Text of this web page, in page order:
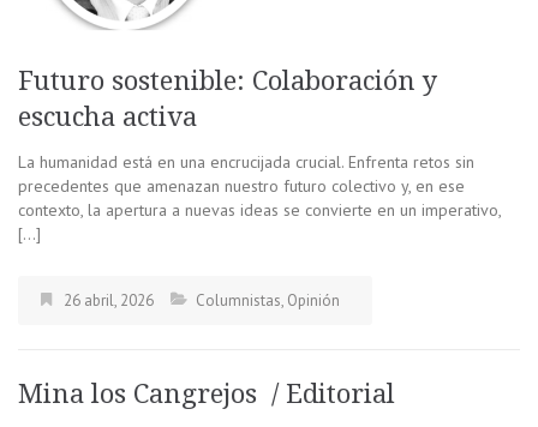
Futuro sostenible: Colaboración y
escucha activa
La humanidad está en una encrucijada crucial. Enfrenta retos sin
precedentes que amenazan nuestro futuro colectivo y, en ese
contexto, la apertura a nuevas ideas se convierte en un imperativo,
[…]
26 abril, 2026 Columnistas, Opinión
Mina los Cangrejos / Editorial